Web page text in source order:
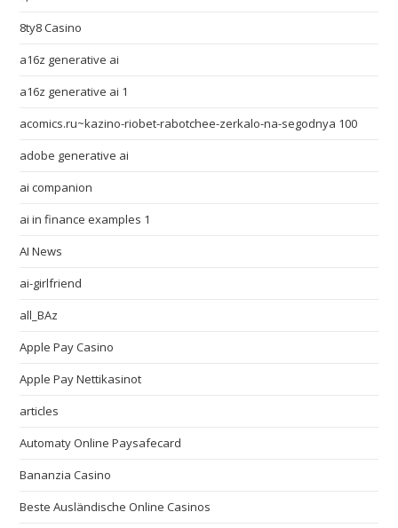
8ty8 Casino
a16z generative ai
a16z generative ai 1
acomics.ru~kazino-riobet-rabotchee-zerkalo-na-segodnya 100
adobe generative ai
ai companion
ai in finance examples 1
AI News
ai-girlfriend
all_BAz
Apple Pay Casino
Apple Pay Nettikasinot
articles
Automaty Online Paysafecard
Bananzia Casino
Beste Ausländische Online Casinos